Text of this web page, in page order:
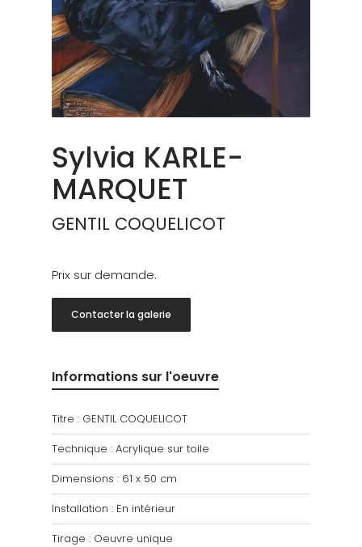
Sylvia KARLE-
MARQUET
GENTIL COQUELICOT
Prix sur demande.
Contacter la galerie
Informations sur l'oeuvre
Titre : GENTIL COQUELICOT
Technique : Acrylique sur toile
Dimensions : 61 x 50 cm
Installation : En intérieur
Tirage : Oeuvre unique